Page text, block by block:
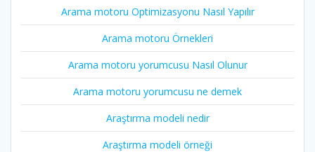
Arama motoru Optimizasyonu Nasıl Yapılır
Arama motoru Örnekleri
Arama motoru yorumcusu Nasıl Olunur
Arama motoru yorumcusu ne demek
Araştırma modeli nedir
Araştırma modeli örneği